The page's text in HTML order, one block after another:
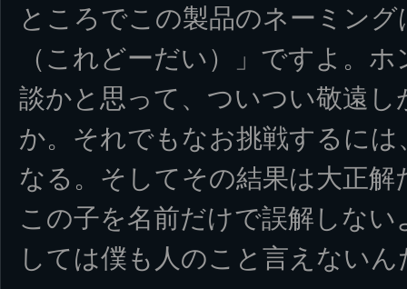
ところでこの製品のネーミン
（これどーだい）」ですよ。
談かと思って、ついつい敬遠
か。それでもなお挑戦するに
なる。そしてその結果は大正
この子を名前だけで誤解しな
しては僕も人のこと言えないん